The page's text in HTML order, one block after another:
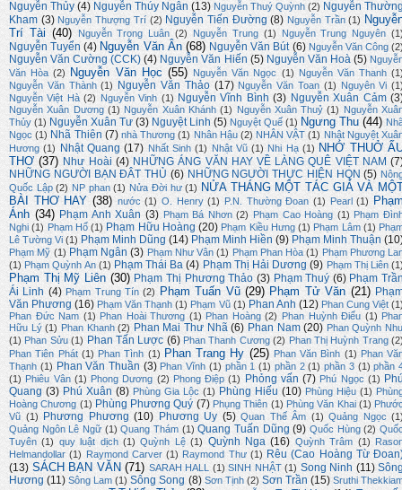
Nguyễn Thủy (4) Nguyễn Thúy Ngân (13) Nguyễn Thuý Quỳnh (2) Nguyễn
Kham (3) Nguyễn Thượng Trí (2) Nguyễn Tiến Đường (8) Nguyễn Trần (1)
Trí Tài (40) Nguyễn Trọng Luân (2) Nguyễn Trung (1) Nguyễn Trung Nguyên
Nguyễn Tuyển (4) Nguyễn Văn Ân (68) Nguyễn Văn Bút (6) Nguyễn Văn Công
Nguyễn Văn Cường (CCK) (4) Nguyễn Văn Hiến (5) Nguyễn Văn Hoà (5)
Văn Hòa (2) Nguyễn Văn Học (55) Nguyễn Văn Ngọc (1) Nguyễn Văn Thanh
Nguyễn Văn Thành (1) Nguyễn Văn Thảo (17) Nguyễn Văn Toan (1) Nguyên Vi
Nguyễn Việt Hà (2) Nguyễn Vinh (1) Nguyễn Vĩnh Bình (3) Nguyễn Xuân Cảm
Nguyễn Xuân Dương (1) Nguyễn Xuân Khánh (1) Nguyễn Xuân Thuỷ (1) Nguyễn
Thủy (1) Nguyễn Xuân Tư (3) Nguyệt Linh (5) Nguyệt Quế (1) Ngưng Thu (44)
Ngọc (1) Nhã Thiên (7) nhà Thương (1) Nhân Hậu (2) NHÂN VẬT (1) Nhật Nguyệt
Hương (1) Nhật Quang (17) Nhất Sinh (1) Nhật Vũ (1) Nhi Hạ (1) NHỚ THUỞ
THƠ (37) Như Hoài (4) NHỮNG ÁNG VĂN HAY VỀ LÀNG QUÊ VIỆT NAM
NHỮNG NGƯỜI BẠN ĐÂT THỦ (6) NHỮNG NGƯỜI THỰC HIỆN HQN (5)
Quốc Lập (2) NP phan (1) Nửa Đời hư (1) NỬA THÁNG MỘT TÁC GIẢ VÀ
BÀI THƠ HAY (38) nước (1) O. Henry (1) P.N. Thường Đoan (1) Pearl (1)
Ánh (34) Phạm Anh Xuân (3) Phạm Bá Nhơn (2) Phạm Cao Hoàng (1) Phạm
Nghi (1) Phạm Hổ (1) Phạm Hữu Hoàng (20) Phạm Kiều Hưng (1) Phạm Lâm (1)
Lê Tường Vi (1) Phạm Minh Dũng (14) Phạm Minh Hiền (9) Phạm Minh Thuận
Phạm Mỹ (1) Phạm Ngân (3) Phạm Như Vân (1) Phạm Phan Hòa (1) Phạm Phương
(1) Phạm Quỳnh An (1) Phạm Thái Ba (4) Phạm Thị Hải Dương (9) Phạm Thị Liên
Phạm Thị Mỹ Liên (30) Phạm Thị Phương Thảo (3) Phạm Thuý (6) Phạm
Ái Linh (4) Phạm Trung Tín (2) Phạm Tuấn Vũ (29) Phạm Tử Văn (21)
Văn Phương (16) Phạm Văn Thạnh (1) Phạm Vũ (1) Phan Anh (12) Phan Cung Việt
Phan Đức Nam (1) Phan Hoài Thương (1) Phan Hoàng (2) Phan Huỳnh Điểu (1)
Hữu Lý (1) Phan Khanh (2) Phan Mai Thư Nhã (6) Phan Nam (20) Phan Quỳnh
(1) Phan Sửu (1) Phan Tấn Lược (6) Phan Thanh Cương (2) Phan Thị Huỳnh Trang
Phan Tiên Phát (1) Phan Tình (1) Phan Trang Hy (25) Phan Văn Bình (1) Phan
Thạnh (1) Phan Văn Thuần (3) Phan Vĩnh (1) phần 1 (1) phần 2 (1) phần 3 (1) phần
(1) Phiêu Vân (1) Phong Dương (2) Phong Điệp (1) Phỏng vấn (7) Phú Ngọc (1)
Quang (3) Phú Xuân (8) Phùng Gia Lộc (1) Phùng Hiếu (10) Phùng Hiệu (1)
Hoàng Chương (1) Phùng Phương Quý (7) Phụng Thiên (1) Phùng Văn Khai (1)
Vũ (1) Phương Phương (10) Phương Uy (5) Quan Thế Âm (1) Quảng Ngọc
Quảng Ngôn Lê Ngữ (1) Quang Thám (1) Quang Tuấn Dũng (9) Quốc Hùng (2)
Tuyên (1) quy luật dịch (1) Quỳnh Lệ (1) Quỳnh Nga (16) Quỳnh Trâm (1)
Helmandollar (1) Raymond Carver (1) Raymond Thư (1) Rêu (Cao Hoàng Từ
(13) SÁCH BẠN VĂN (71) SARAH HALL (1) SINH NHẬT (1) Song Ninh (11)
Hương (11) Sông Lam (1) Sông Song (8) Sơn Tịnh (2) Sơn Trần (15) Sruthi